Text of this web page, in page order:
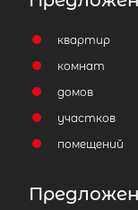
квартир
комнат
домов
участков
помещений